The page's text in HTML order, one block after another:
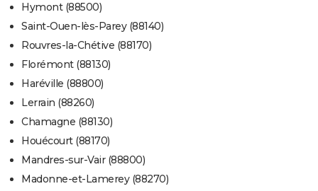
Hymont (88500)
Saint-Ouen-lès-Parey (88140)
Rouvres-la-Chétive (88170)
Florémont (88130)
Haréville (88800)
Lerrain (88260)
Chamagne (88130)
Houécourt (88170)
Mandres-sur-Vair (88800)
Madonne-et-Lamerey (88270)